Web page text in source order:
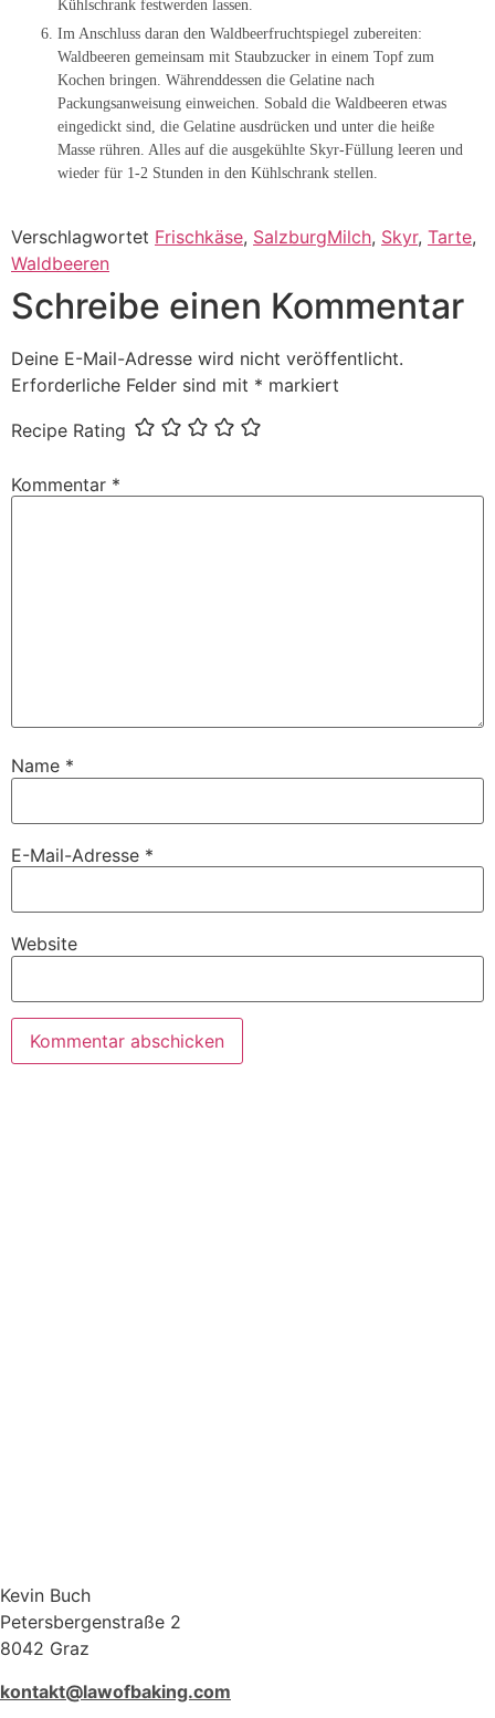
Kühlschrank festwerden lassen.
Im Anschluss daran den Waldbeerfruchtspiegel zubereiten:
Waldbeeren gemeinsam mit Staubzucker in einem Topf zum
Kochen bringen. Währenddessen die Gelatine nach
Packungsanweisung einweichen. Sobald die Waldbeeren etwas
eingedickt sind, die Gelatine ausdrücken und unter die heiße
Masse rühren. Alles auf die ausgekühlte Skyr-Füllung leeren und
wieder für 1-2 Stunden in den Kühlschrank stellen.
Verschlagwortet Frischkäse, SalzburgMilch, Skyr, Tarte,
Waldbeeren
Schreibe einen Kommentar
Deine E-Mail-Adresse wird nicht veröffentlicht.
Erforderliche Felder sind mit * markiert
Recipe Rating
Kommentar *
Name *
E-Mail-Adresse *
Website
Kevin Buch
Petersbergenstraße 2
8042 Graz
kontakt@lawofbaking.com